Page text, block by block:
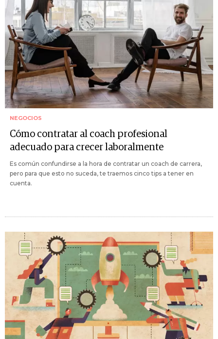
NEGOCIOS
Cómo contratar al coach profesional
adecuado para crecer laboralmente
Es común confundirse a la hora de contratar un coach de carrera,
pero para que esto no suceda, te traemos cinco tips a tener en
cuenta.